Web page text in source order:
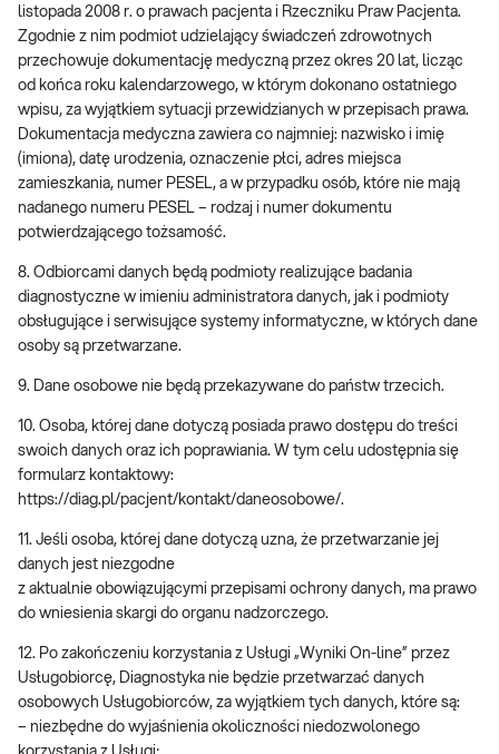
listopada 2008 r. o prawach pacjenta i Rzeczniku Praw Pacjenta.
Zgodnie z nim podmiot udzielający świadczeń zdrowotnych
przechowuje dokumentację medyczną przez okres 20 lat, licząc
od końca roku kalendarzowego, w którym dokonano ostatniego
wpisu, za wyjątkiem sytuacji przewidzianych w przepisach prawa.
Dokumentacja medyczna zawiera co najmniej: nazwisko i imię
(imiona), datę urodzenia, oznaczenie płci, adres miejsca
zamieszkania, numer PESEL, a w przypadku osób, które nie mają
nadanego numeru PESEL – rodzaj i numer dokumentu
potwierdzającego tożsamość.
8. Odbiorcami danych będą podmioty realizujące badania
diagnostyczne w imieniu administratora danych, jak i podmioty
obsługujące i serwisujące systemy informatyczne, w których dane
osoby są przetwarzane.
9. Dane osobowe nie będą przekazywane do państw trzecich.
10. Osoba, której dane dotyczą posiada prawo dostępu do treści
swoich danych oraz ich poprawiania. W tym celu udostępnia się
formularz kontaktowy:
https://diag.pl/pacjent/kontakt/daneosobowe/.
11. Jeśli osoba, której dane dotyczą uzna, że przetwarzanie jej
danych jest niezgodne
z aktualnie obowiązującymi przepisami ochrony danych, ma prawo
do wniesienia skargi do organu nadzorczego.
12. Po zakończeniu korzystania z Usługi „Wyniki On-line” przez
Usługobiorcę, Diagnostyka nie będzie przetwarzać danych
osobowych Usługobiorców, za wyjątkiem tych danych, które są:
– niezbędne do wyjaśnienia okoliczności niedozwolonego